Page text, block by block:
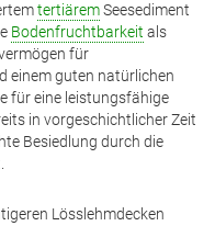
extern)
tertiäremSeesediment
Bodenfruchtbarkeit als
für
einem guten natürlichen
für eine leistungsfähige
in vorgeschichtlicher Zeit
Besiedlung durch die
Lösslehmdecken